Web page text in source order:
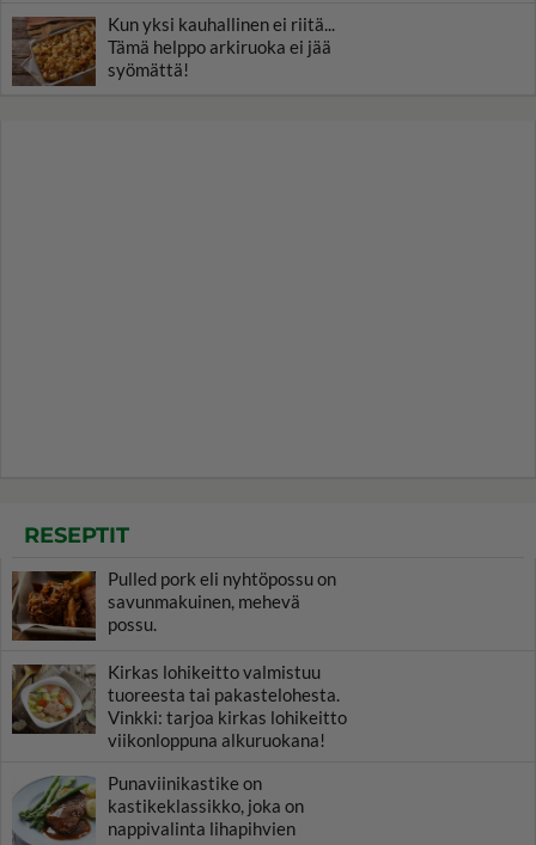
Kun yksi kauhallinen ei riitä...
Tämä helppo arkiruoka ei jää
syömättä!
RESEPTIT
Pulled pork eli nyhtöpossu on
savunmakuinen, mehevä
possu.
Kirkas lohikeitto valmistuu
tuoreesta tai pakastelohesta.
Vinkki: tarjoa kirkas lohikeitto
viikonloppuna alkuruokana!
Punaviinikastike on
kastikeklassikko, joka on
nappivalinta lihapihvien